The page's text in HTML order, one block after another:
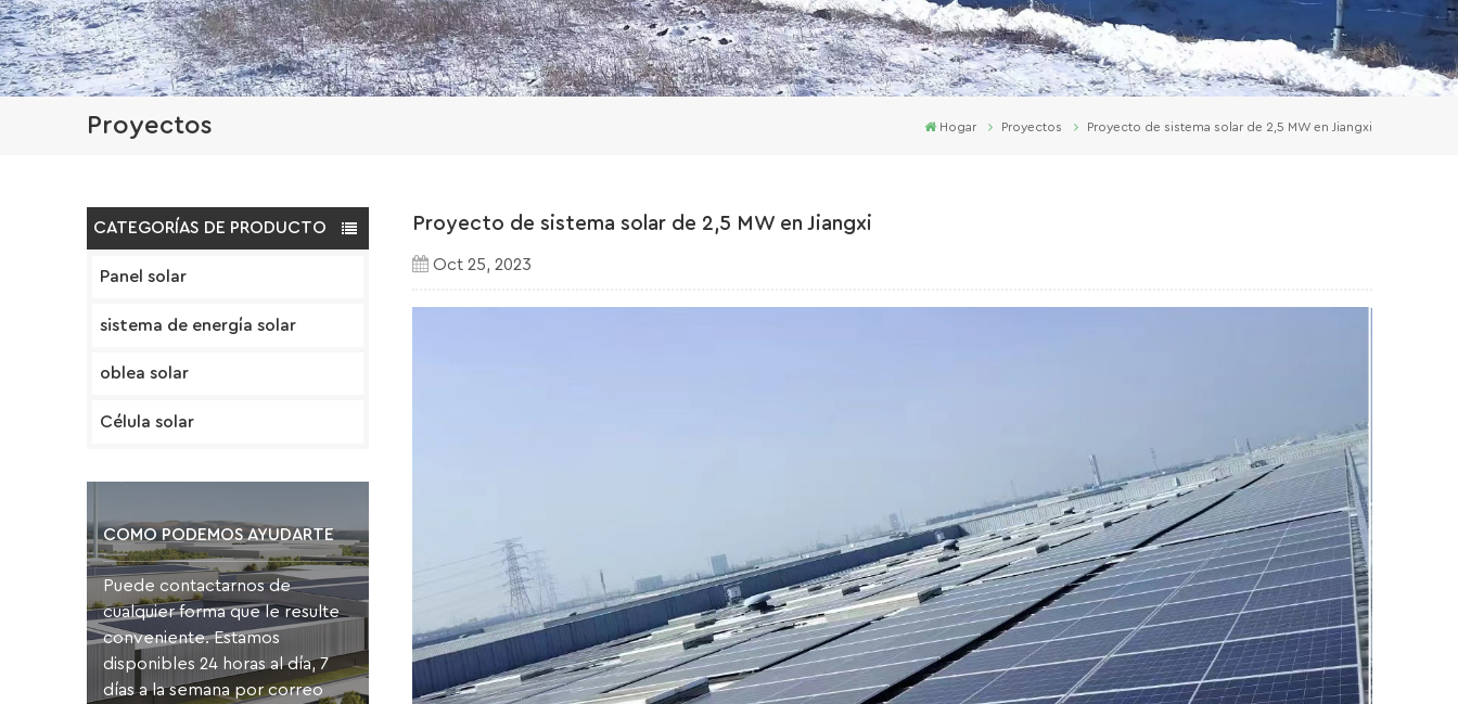
Proyectos Hogar Proyectos Proyecto de sistema solar de 2,5 MW en Jiangxi
CATEGORÍAS DE PRODUCTO
Panel solar
sistema de energía solar
oblea solar
Célula solar
COMO PODEMOS AYUDARTE
Puede contactarnos de
cualquier forma que le resulte
conveniente. Estamos
disponibles 24 horas al día, 7
días a la semana por correo
Proyecto de sistema solar de 2,5 MW en Jiangxi
Oct 25, 2023